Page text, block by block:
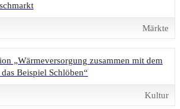
Märkte
„Wärmeversorgung zusammen mit dem
Beispiel Schlöben“
Kultur